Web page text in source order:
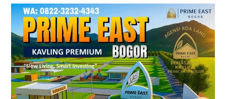
Prime
East
Bogor
–
Tanah
Kavling
Villa
Dekat